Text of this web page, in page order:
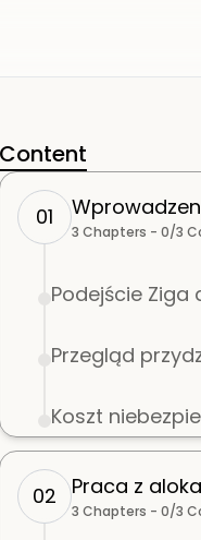
Content
01
3 Chapters - 0/3
Podejście
Przegląd
Koszt
02 Praca z
3 Chapters - 0/3